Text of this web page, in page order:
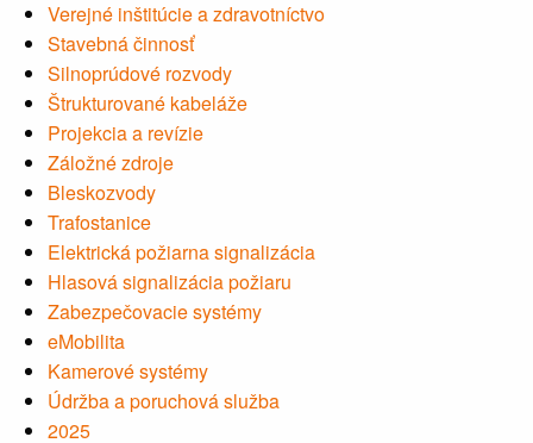
Verejné inštitúcie a zdravotníctvo
Stavebná činnosť
Silnoprúdové rozvody
Štrukturované kabeláže
Projekcia a revízie
Záložné zdroje
Bleskozvody
Trafostanice
Elektrická požiarna signalizácia
Hlasová signalizácia požiaru
Zabezpečovacie systémy
eMobilita
Kamerové systémy
Údržba a poruchová služba
2025